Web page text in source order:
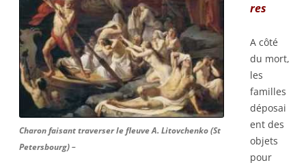
Charon faisant traverser le fleuve A. Litovchenko (St
Petersbourg) –
res
A côté
du mort,
les
familles
déposai
ent des
objets
pour